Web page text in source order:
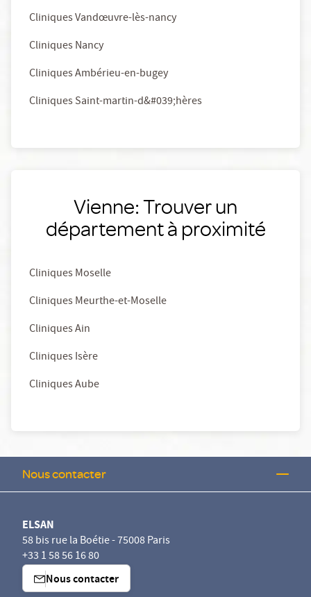
Cliniques Vandœuvre-lès-nancy
Cliniques Nancy
Cliniques Ambérieu-en-bugey
Cliniques Saint-martin-d&#039;hères
Vienne: Trouver un
département à proximité
Cliniques Moselle
Cliniques Meurthe-et-Moselle
Cliniques Ain
Cliniques Isère
Cliniques Aube
Nous contacter
ELSAN
58 bis rue la Boétie - 75008 Paris
+33 1 58 56 16 80
Nous contacter